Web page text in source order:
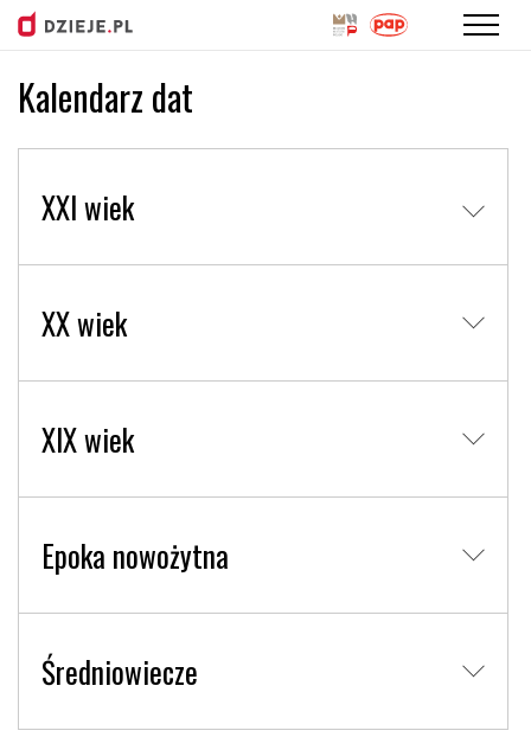
Kalendarz dat
XXI wiek
XX wiek
XIX wiek
Epoka nowożytna
Średniowiecze